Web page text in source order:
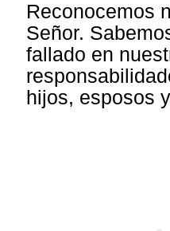
Reconocemos
Señor.
fallado en
hijos, esposos